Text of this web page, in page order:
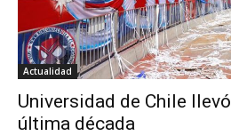
Actualidad
Universidad de Chile
última década